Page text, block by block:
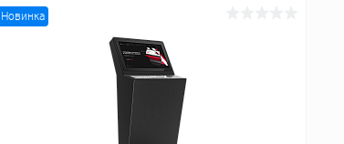
Запросить цену
Сравнение
Новинка